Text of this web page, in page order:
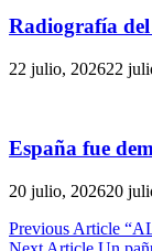
Radiografía
22 julio, 202622
España fue
20 julio, 202620
Navegación
Previous Article